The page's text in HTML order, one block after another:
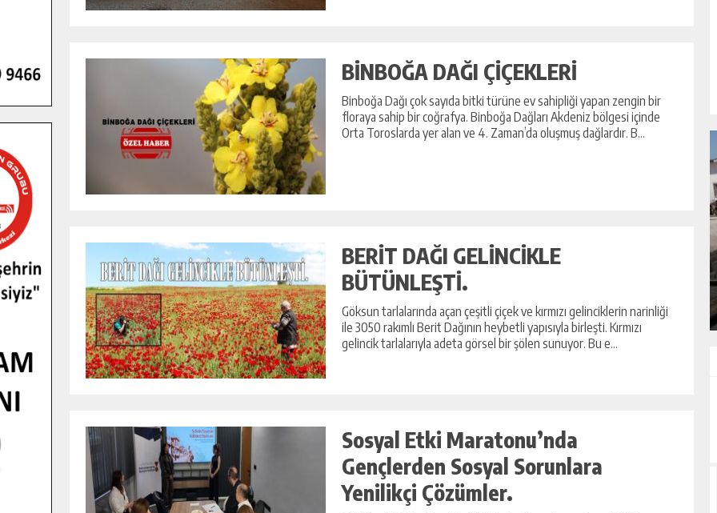
BİNBOĞA DAĞI ÇİÇEKLERİ
Binboğa Dağı çok sayıda bitki türüne ev sahipliği yapan zengin bir
floraya sahip bir coğrafya. Binboğa Dağları Akdeniz bölgesi içinde
Orta Toroslarda yer alan ve 4. Zaman’da oluşmuş dağlardır. B...
BERİT DAĞI GELİNCİKLE
BÜTÜNLEŞTİ.
Göksun tarlalarında açan çeşitli çiçek ve kırmızı gelinciklerin narinliği
ile 3050 rakımlı Berit Dağının heybetli yapısıyla birleşti. Kırmızı
gelincik tarlalarıyla adeta görsel bir şölen sunuyor. Bu e...
Sosyal Etki Maratonu’nda
Gençlerden Sosyal Sorunlara
Yenilikçi Çözümler.
GÜNLÜK HABER AKIŞI
YENI MEDYA VE FOTOĞRAFÇILIĞI
KEŞFETTI.
ÖĞRENCILERINE DARENDE GEZISI.